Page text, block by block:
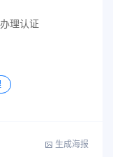
理认证
生成海报